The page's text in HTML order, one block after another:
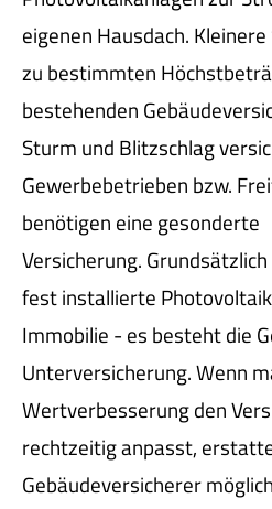
eigenen Hausdach.
zu bestimmten
bestehenden
Sturm und Blitzschlag
Gewerbebetrieben bzw.
benötigen eine gesonderte
Versicherung.
fest installierte
Immobilie - es besteht die
Unterversicherung. Wenn
Wertverbesserung den
rechtzeitig anpasst,
Gebäudeversicherer